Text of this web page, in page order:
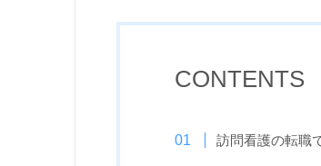
CONTENTS
訪問看護の転職